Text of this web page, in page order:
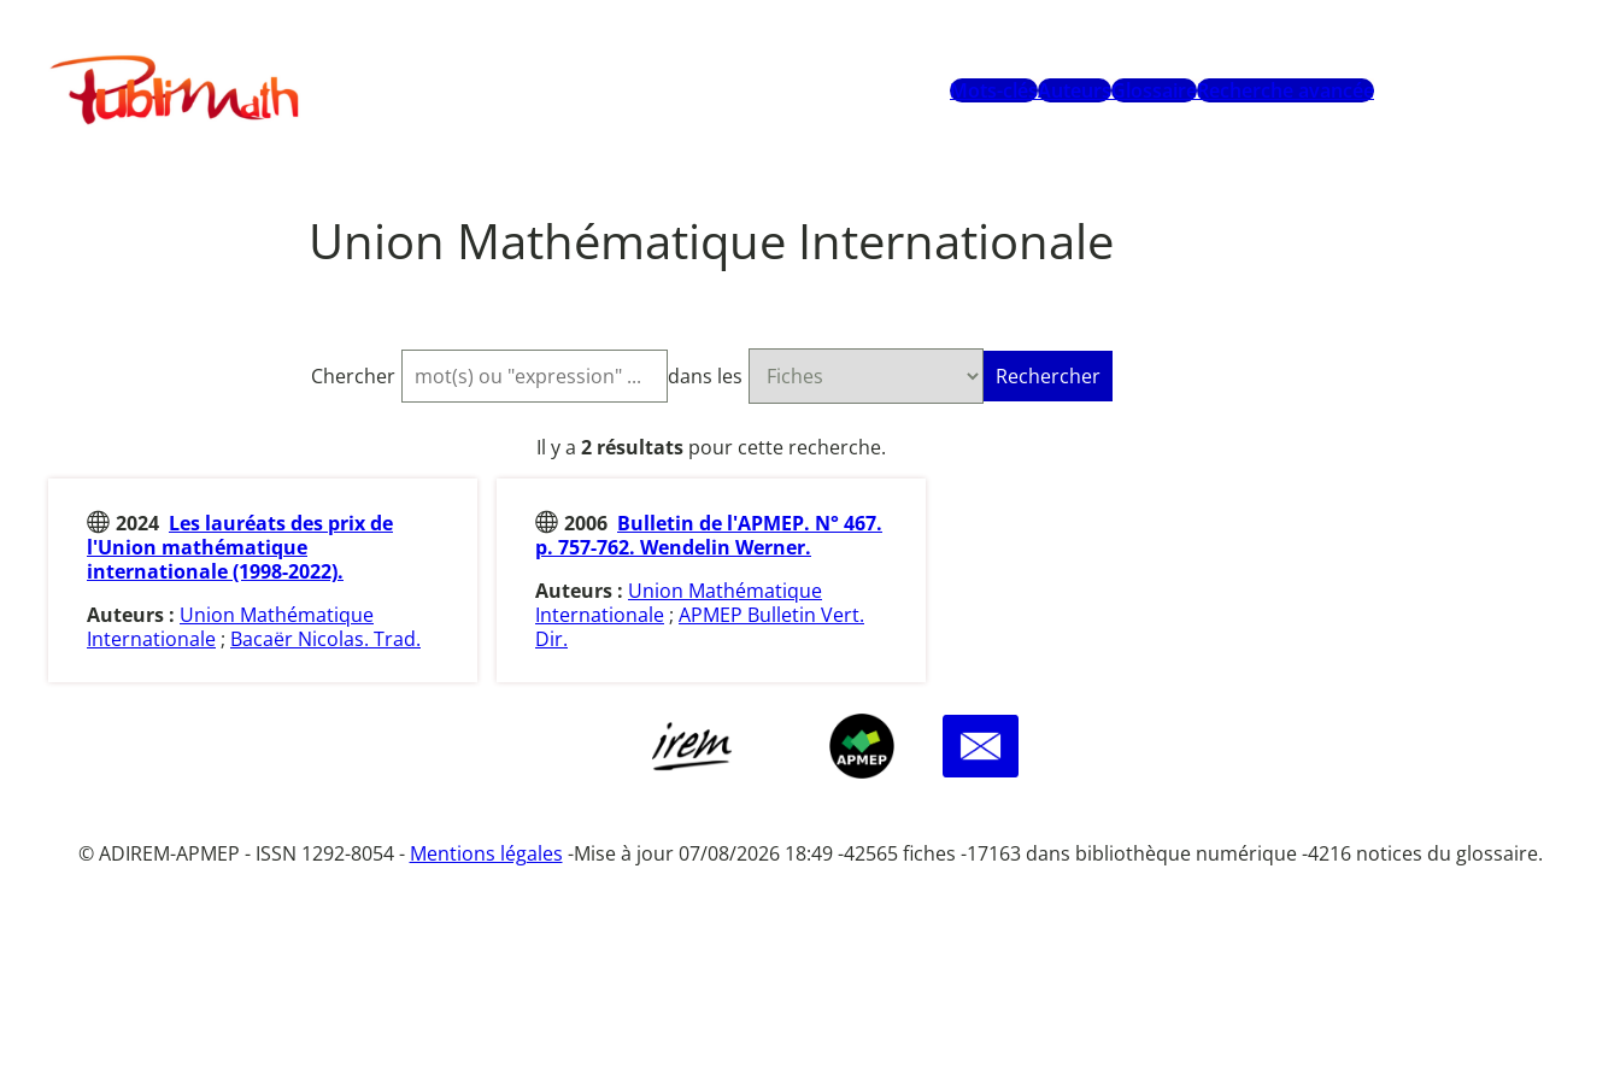
contenuPublimath
Mots-clésAuteursGlossaireRecherche avancée
Union Mathématique Internationale
Chercher dans les Rechercher
Il y a 2 résultats pour cette recherche.
2024 Les lauréats des prix de
l'Union mathématique
internationale (1998-2022).
Auteurs : Union Mathématique
Internationale ; Bacaër Nicolas. Trad.
2006 Bulletin de l'APMEP. N° 467.
p. 757-762. Wendelin Werner.
Auteurs : Union Mathématique
Internationale ; APMEP Bulletin Vert.
Dir.
© ADIREM-APMEP - ISSN 1292-8054 - Mentions légales -Mise à jour 07/08/2026 18:49 -42565 fiches -17163 dans bibliothèque numérique -4216 notices du glossaire.